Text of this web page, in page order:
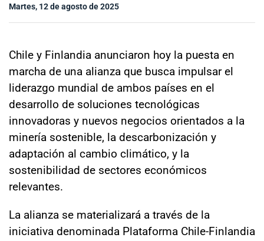
Martes, 12 de agosto de 2025
Chile y Finlandia anunciaron hoy la puesta en
marcha de una alianza que busca impulsar el
liderazgo mundial de ambos países en el
desarrollo de soluciones tecnológicas
innovadoras y nuevos negocios orientados a la
minería sostenible, la descarbonización y
adaptación al cambio climático, y la
sostenibilidad de sectores económicos
relevantes.
La alianza se materializará a través de la
iniciativa denominada Plataforma Chile-Finlandia